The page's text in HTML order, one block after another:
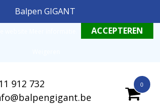
Balpen GIGANT
0
912 732
in met de geldende omgang productinformatie